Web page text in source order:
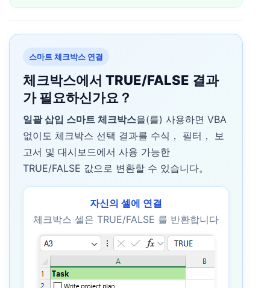
스마트 체크박스 연결
체크박스에서 TRUE/FALSE 결과
가 필요하신가요？
일괄 삽입 스마트 체크박스을(를) 사용하면 VBA
없이도 체크박스 선택 결과를 수식， 필터， 보
고서 및 대시보드에서 사용 가능한
TRUE/FALSE 값으로 변환할 수 있습니다。
자신의 셀에 연결
체크박스 셀은 TRUE/FALSE 를 반환합니다